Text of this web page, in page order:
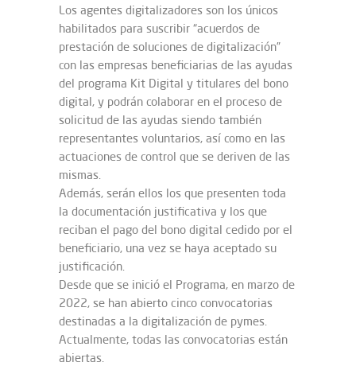
Los agentes digitalizadores son los únicos
habilitados para suscribir “acuerdos de
prestación de soluciones de digitalización”
con las empresas beneficiarias de las ayudas
del programa Kit Digital y titulares del bono
digital, y podrán colaborar en el proceso de
solicitud de las ayudas siendo también
representantes voluntarios, así como en las
actuaciones de control que se deriven de las
mismas.
Además, serán ellos los que presenten toda
la documentación justificativa y los que
reciban el pago del bono digital cedido por el
beneficiario, una vez se haya aceptado su
justificación.
Desde que se inició el Programa, en marzo de
2022, se han abierto cinco convocatorias
destinadas a la digitalización de pymes.
Actualmente, todas las convocatorias están
abiertas.